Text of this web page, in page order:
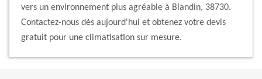
vers un environnement plus agréable à Blandin, 38730.
Contactez-nous dès aujourd'hui et obtenez votre devis
gratuit pour une climatisation sur mesure.